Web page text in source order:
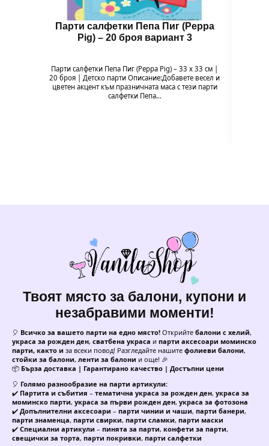
Парти салфетки Пепа Пиг (Peppa
Pig) – 20 броя вариант 3
Парти салфетки Пепа Пиг (Peppa Pig) – 33 x 33 см |
20 броя | Детско парти Описание:Добавете весел и
цветен акцент към празничната маса с тези парти
салфетки Пепа…
Твоят място за балони, купони и
незабравими моменти!
🎈 Всичко за вашето парти на едно място! Открийте балони с хелий,
украса за рожден ден, сватбена украса и парти аксесоари моминско
парти, както и за всеки повод! Разгледайте нашите фолиеви балони,
стойки за балони, ленти за балони и още! 🎉
📦 Бърза доставка | Гарантирано качество | Достъпни цени
🎈 Голямо разнообразие на парти артикули:
✔️ Партита и събития – тематична украса за рожден ден, украса за
моминско парти, украса за първи рожден ден, украса за фотозона
✔️ Допълнителни аксесоари – парти чинии и чаши, парти банери,
парти знаменца, парти свирки, парти сламки, парти маски
✔️ Специални артикули – пинята за парти, конфети за парти,
свещички за торта, парти покривки, парти салфетки